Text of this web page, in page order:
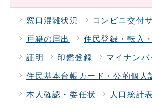
窓口混雑状況 コンビニ交付
戸籍の届出 住民登録・転入
証明 印鑑登録 マイナンバ
住民基本台帳カード・公的個人
本人確認・委任状 人口統計表